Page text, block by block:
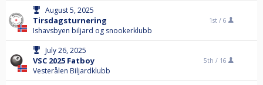
August 5, 2025
Tirsdagsturnering
Ishavsbyen biljard og snookerklubb
1st / 6
July 26, 2025
VSC 2025 Fatboy
Vesterålen Biljardklubb
5th / 16